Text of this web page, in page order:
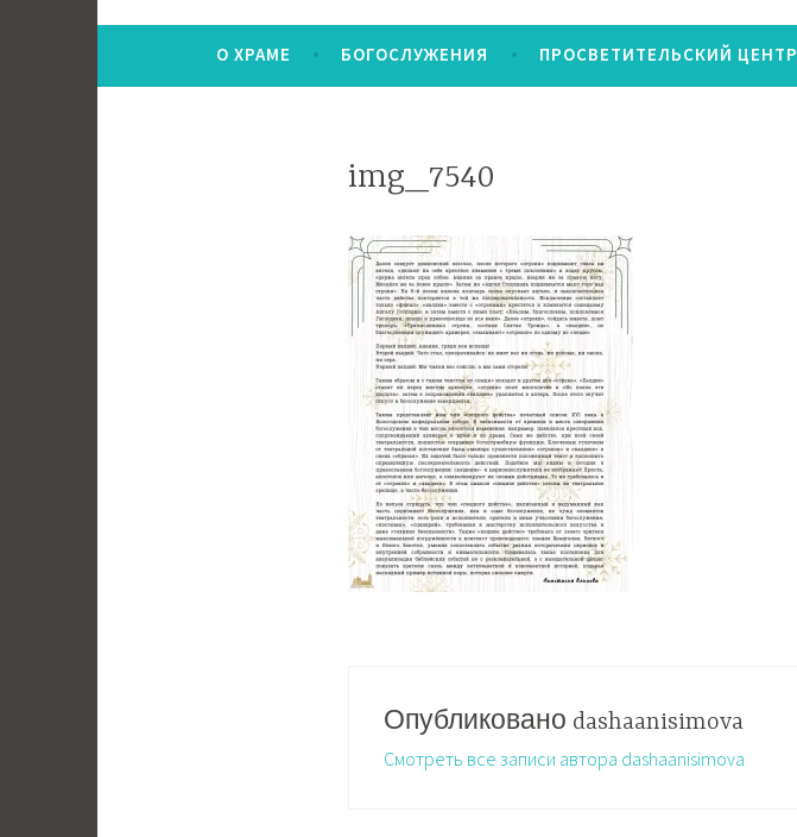
О ХРАМЕ БОГОСЛУЖЕНИЯ ПРОСВЕТИТЕЛЬСКИЙ ЦЕНТР
img_7540
Опубликовано dashaanisimova
Смотреть все записи автора dashaanisimova